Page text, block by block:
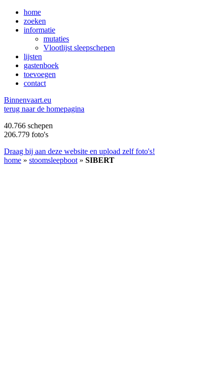
home
zoeken
informatie
mutaties
Vlootlijst sleepschepen
lijsten
gastenboek
toevoegen
contact
Binnenvaart.eu
terug naar de homepagina
40.766 schepen
206.779 foto's
Draag bij aan deze website en upload zelf foto's!
home » stoomsleepboot » SIBERT